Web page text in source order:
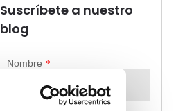
Suscríbete a nuestro
blog